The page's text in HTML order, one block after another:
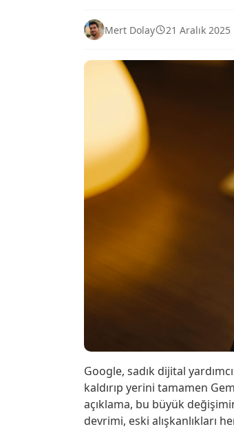
Mert Dolay 21 Aralık 2025
Google, sadık dijital
kaldırıp yerini tamamen
açıklama, bu büyük
devrimi, eski alışkanlıkları